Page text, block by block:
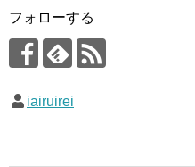
フォローする
iairuirei